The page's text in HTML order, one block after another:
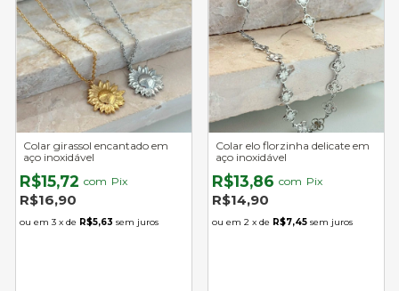
Colar girassol encantado em
aço inoxidável
R$15,72 com Pix
R$16,90
3 x de R$5,63 sem juros
Colar elo florzinha delicate em
aço inoxidável
R$13,86 com Pix
R$14,90
2 x de R$7,45 sem juros